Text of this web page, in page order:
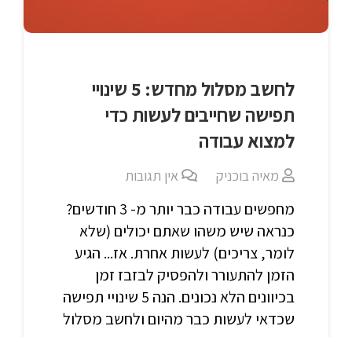
לחשב מסלול מחדש: 5 שינויי
תפישה שחייבים לעשות כדי
למצוא עבודה
מאיה בוכניק אין תגובות
מחפשים עבודה כבר יותר מ- 3 חודשים?
כנראה שיש משהו שאתם יכולים (שלא
לומר, צריכים) לעשות אחרת. אז... הגיע
הזמן להתעורר ולהפסיק לבזבז זמן
בכיוונים הלא נכונים. הנה 5 שינויי תפישה
שכדאי לעשות כבר מהיום ולחשב מסלול